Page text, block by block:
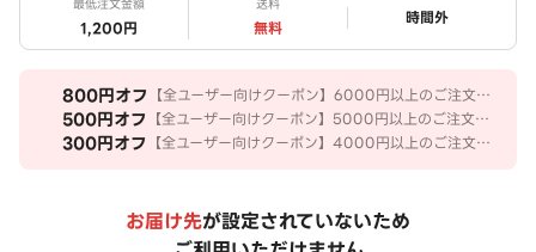
最低注文金額
1,200円
送料
無料 ステータス
時間外
800円オフ 【全ユーザー向けクーポン】6000円以上のご注文で
800円OFF
500円オフ 【全ユーザー向けクーポン】5000円以上のご注文で
500円OFF
300円オフ 【全ユーザー向けクーポン】4000円以上のご注文で
お届け先が設定されていないため